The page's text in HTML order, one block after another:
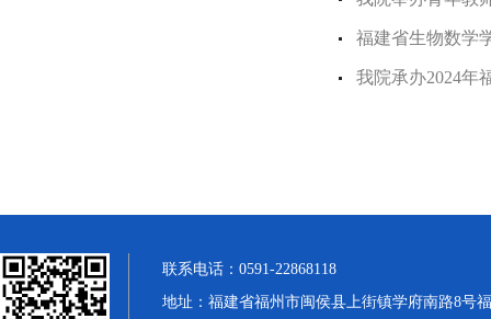
福建省生物数学
我院承办2024年
联系电话：0591-22868118
地址：福建省福州市闽侯县上街镇学府南路8号